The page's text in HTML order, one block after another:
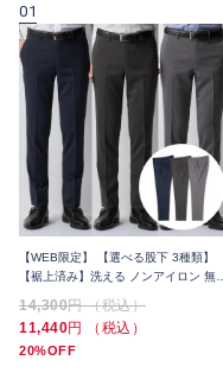
01
【WEB限定】 【選べる股下 3種類】
【裾上済み】洗える ノンアイロン 無地
14,300円 （税込）
11,440円 （税込）
20%OFF